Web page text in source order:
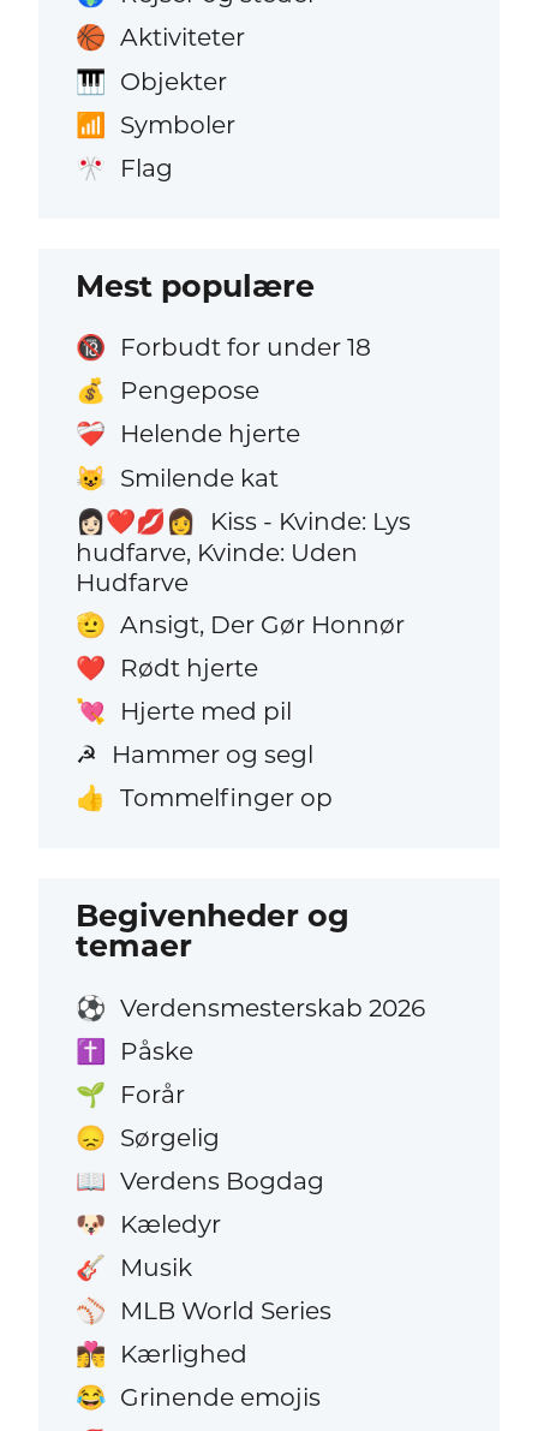
🏀 Aktiviteter
🎹 Objekter
📶 Symboler
🎌 Flag
Mest populære
🔞 Forbudt for under 18
💰 Pengepose
❤️‍🩹 Helende hjerte
😺 Smilende kat
👩🏻‍❤️‍💋‍👩
Kiss - Kvinde: Lys
hudfarve, Kvinde: Uden
Hudfarve
🫡 Ansigt, Der Gør Honnør
❤️ Rødt hjerte
💘 Hjerte med pil
☭ Hammer og segl
👍 Tommelfinger op
Begivenheder og
temaer
⚽ Verdensmesterskab 2026
✝️ Påske
🌱 Forår
😞 Sørgelig
📖 Verdens Bogdag
🐶 Kæledyr
🎸 Musik
⚾ MLB World Series
👩‍❤️‍💋‍👨 Kærlighed
😂 Grinende emojis